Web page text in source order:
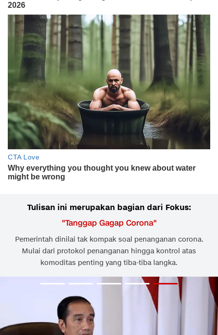
Tulisan ini merupakan bagian dari Fokus:
"Tanggap Gagap Corona"
Pemerintah dinilai tak kompak soal penanganan corona.
Mulai dari protokol penanganan hingga kontrol atas
komoditas penting yang tiba-tiba langka.